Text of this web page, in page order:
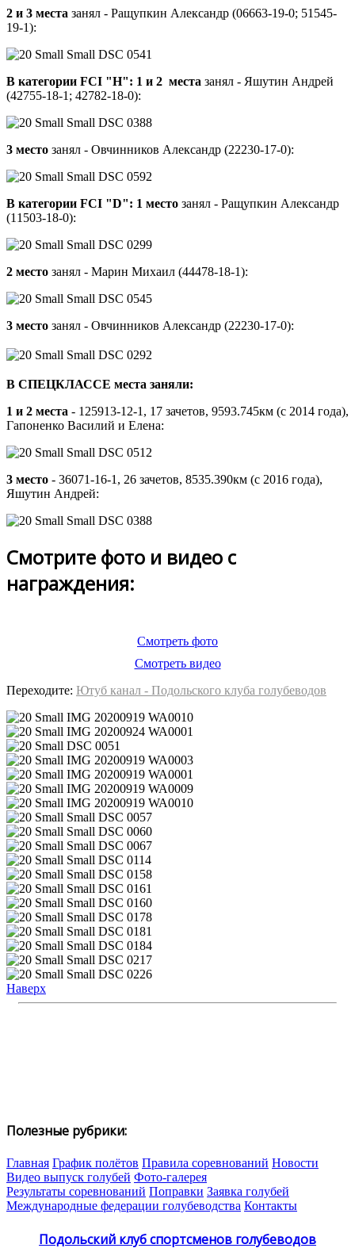
2 и 3 места занял - Ращупкин Александр (06663-19-0; 51545-
19-1):
В категории FCI "Н": 1 и 2 места занял - Яшутин Андрей
(42755-18-1; 42782-18-0):
3 место занял - Овчинников Александр (22230-17-0):
В категории FCI "D": 1 место занял - Ращупкин Александр
(11503-18-0):
2 место занял - Марин Михаил (44478-18-1):
3 место занял - Овчинников Александр (22230-17-0):
В СПЕЦКЛАССЕ места заняли:
1 и 2 места - 125913-12-1, 17 зачетов, 9593.745км (с 2014 года),
Гапоненко Василий и Елена:
3 место - 36071-16-1, 26 зачетов, 8535.390км (с 2016 года),
Яшутин Андрей:
Смотрите фото и видео с
награждения:
Смотреть фото
Смотреть видео
Переходите: Ютуб канал - Подольского клуба голубеводов
Наверх
Полезные рубрики:
Главная График полётов Правила соревнований Новости
Видео выпуск голубей Фото-галерея
Результаты соревнований Поправки Заявка голубей
Международные федерации голубеводства Контакты
Подольский клуб спортсменов голубеводов